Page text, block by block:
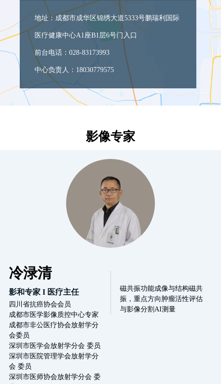
地址：成都市成华区锦绣大道5333号鹏瑞利国际
医疗健康中心A1座B1层6号门入口
前台电话：028-83173993
中心负责人：18030779575
影像专家
冷渌清
影和专家 I 医疗主任
四川省抗癌协会会员
成都市医学影像质控中心专家
成都市非公医疗协会放射学分
会委员
深圳市医学会放射学分会 委员
深圳市医院管理学会放射学分
会 委员
深圳市医师协会放射学分会 委
磁共振功能成像与结构磁共
振，重点方向肿瘤活性评估
与影像分割AI测量